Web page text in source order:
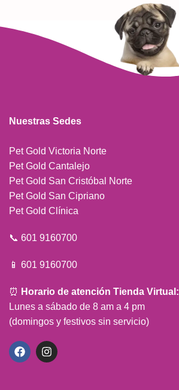
Nuestras Sedes
Pet Gold Victoria Norte
Pet Gold Cantalejo
Pet Gold San Cristóbal Norte
Pet Gold San Cipriano
Pet Gold Clínica
📞 601 9160700
📱 601 9160700
⏰ Horario de atención Tienda Virtual:
Lunes a sábado de 8 am a 4 pm
(domingos y festivos sin servicio)